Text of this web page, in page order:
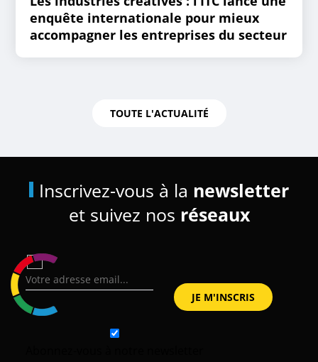
enquête internationale pour mieux
accompagner les entreprises du secteur
TOUTE L'ACTUALITÉ
Inscrivez-vous à la newsletter
et suivez nos réseaux